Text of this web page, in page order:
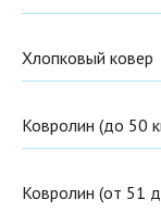
Хлопковый ковер
Ковролин (до 50
Ковролин (от 51